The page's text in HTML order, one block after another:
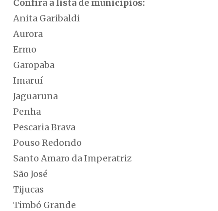
Confira a lista de municípios:
Anita Garibaldi
Aurora
Ermo
Garopaba
Imaruí
Jaguaruna
Penha
Pescaria Brava
Pouso Redondo
Santo Amaro da Imperatriz
São José
Tijucas
Timbó Grande